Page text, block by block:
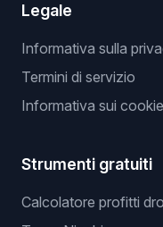
Legale
Informativa sulla
Termini di servizio
Informativa sui cookie
Strumenti gratuiti
Calcolatore profitti